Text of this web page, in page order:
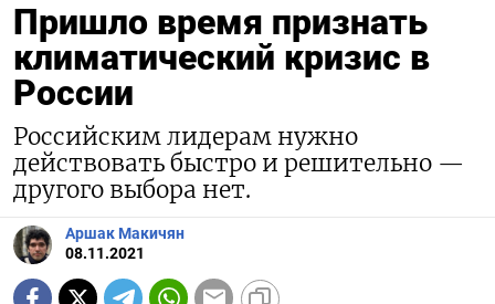
Пришло время признать
климатический кризис в
России
Российским лидерам нужно
действовать быстро и решительно —
другого выбора нет.
Аршак Макичян
08.11.2021